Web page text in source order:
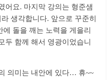
어요. 마지막 강의는 형준샘
생각합니다. 앞으로 꾸준히
돌을 깨는 노력을 게을리
두 함께 해서 영광이었습니
의미는 내안에 있다… 휴~~